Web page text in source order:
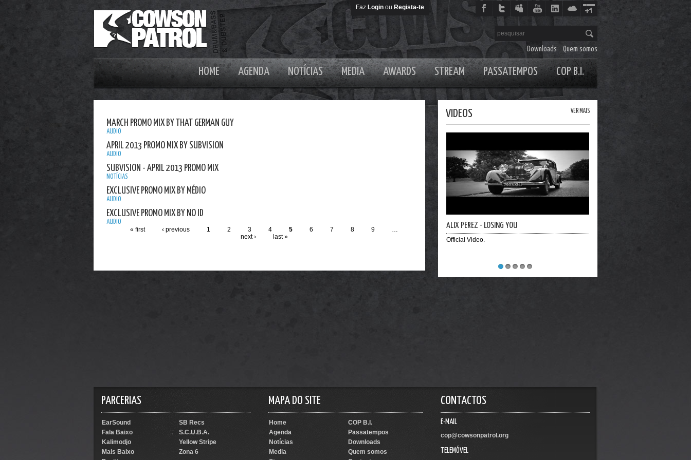
Faz Login ou Regista-te
Downloads Quem somos
HOME AGENDA NOTÍCIAS MEDIA AWARDS STREAM PASSATEMPOS COP B.I.
MARCH PROMO MIX BY THAT GERMAN GUY
AUDIO
APRIL 2013 PROMO MIX BY SUBVISION
AUDIO
SUBVISION - APRIL 2013 PROMO MIX
NOTÍCIAS
EXCLUSIVE PROMO MIX BY MÉDIO
AUDIO
EXCLUSIVE PROMO MIX BY NO ID
AUDIO
« first ‹ previous 1 2 3 4 5 6 7 8 9
…
next ›
last »
VIDEOS VER MAIS
ALIX PEREZ - LOSING YOU
Official Video.
PARCERIAS
EarSound
SB Recs
Fala Baixo
S.C.U.B.A.
Kalimodjo
Yellow Stripe
Mais Baixo
Zona 6
MAPA DO SITE
Home
COP B.I.
Agenda
Passatempos
Notícias
Downloads
Media
Quem somos
CONTACTOS
E-MAIL
cop@cowsonpatrol.org
TELEMÓVEL